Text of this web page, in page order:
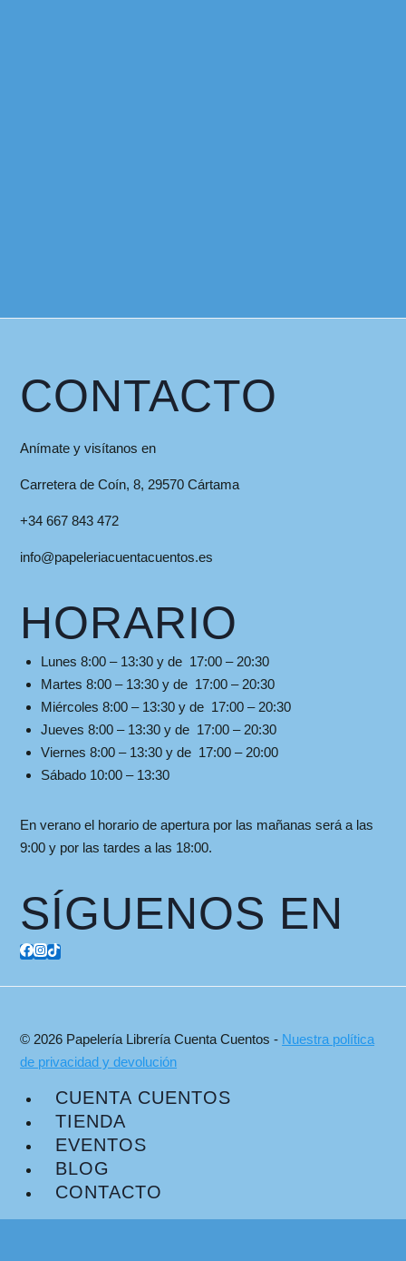
CONTACTO
Anímate y visítanos en
Carretera de Coín, 8, 29570 Cártama
+34 667 843 472
info@papeleriacuentacuentos.es
HORARIO
Lunes 8:00 – 13:30 y de 17:00 – 20:30
Martes 8:00 – 13:30 y de 17:00 – 20:30
Miércoles 8:00 – 13:30 y de 17:00 – 20:30
Jueves 8:00 – 13:30 y de 17:00 – 20:30
Viernes 8:00 – 13:30 y de 17:00 – 20:00
Sábado 10:00 – 13:30
En verano el horario de apertura por las mañanas será a las
9:00 y por las tardes a las 18:00.
SÍGUENOS EN
© 2026 Papelería Librería Cuenta Cuentos - Nuestra política
de privacidad y devolución
CUENTA CUENTOS
TIENDA
EVENTOS
BLOG
CONTACTO